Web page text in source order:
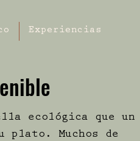
Experiencias
ecológica que un
plato. Muchos de